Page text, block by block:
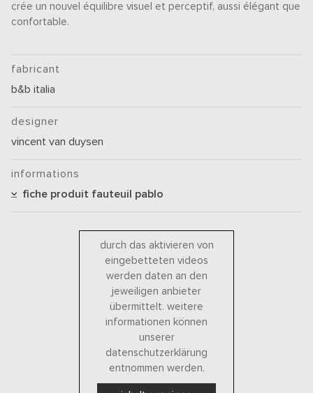
crée un nouvel équilibre visuel et perceptif, aussi élégant que
confortable.
fabricant
b&b italia
designer
vincent van duysen
informations
fiche produit fauteuil pablo
durch das aktivieren von
eingebetteten videos
werden daten an den
jeweiligen anbieter
übermittelt. weitere
informationen können
unserer
datenschutzerklärung
entnommen werden.